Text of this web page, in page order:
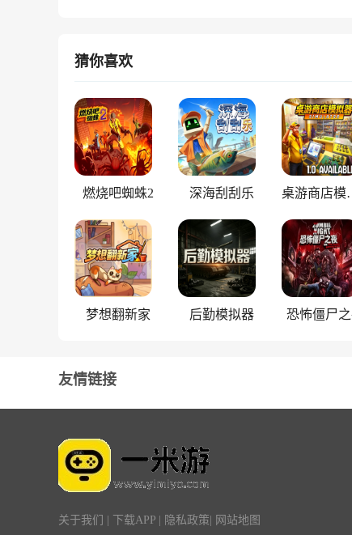
猜你喜欢
燃烧吧蜘蛛2 深海刮刮乐 桌
梦想翻新家 后勤模拟器 恐怖僵尸
友情链接
关于我们 下载APP 隐私政策 网站地图